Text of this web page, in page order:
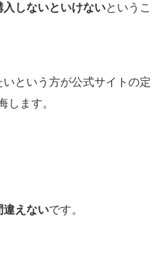
しないといけないというこ
という方が公式サイトの定
します。
違えないです。